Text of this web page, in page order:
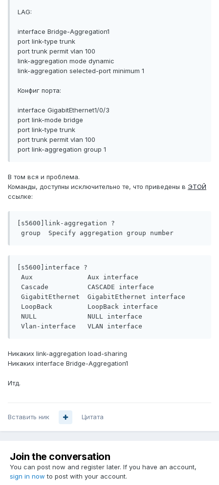
LAG:
interface Bridge-Aggregation1
port link-type trunk
port trunk permit vlan 100
link-aggregation mode dynamic
link-aggregation selected-port minimum 1
Конфиг порта:
interface GigabitEthernet1/0/3
port link-mode bridge
port link-type trunk
port trunk permit vlan 100
port link-aggregation group 1
В том вся и проблема.
Команды, доступны исключительно те, что приведены в ЭТОЙ
ссылке:
[s5600]link-aggregation ?
group  Specify aggregation group number
[s5600]interface ?
Vlan-interface   VLAN interface
Никаких link-aggregation load-sharing
Никаких interface Bridge-Aggregation1
Итд.
Вставить ник Цитата
Join the conversation
You can post now and register later. If you have an account,
sign in now to post with your account.